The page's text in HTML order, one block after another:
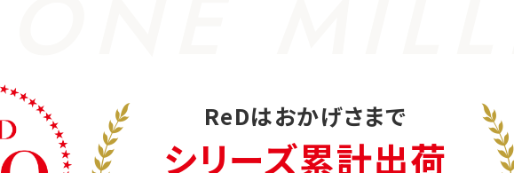
ReDはおかげさまで
シリーズ累計出荷